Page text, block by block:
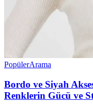
PopülerArama
Bordo ve Siyah
Renklerin Gücü ve